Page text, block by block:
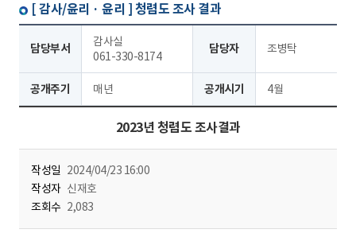
[ 감사/윤리 · 윤리 ] 청렴도 조사 결과
담당부서
감사실
061-330-8174
담당자 조병탁
공개주기 매년 공개시기 4월
2023년 청렴도 조사결과
작성일 2024/04/23 16:00
작성자 신재호
조회수 2,083